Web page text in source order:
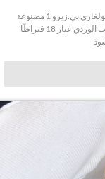
أقراط بولغاري بي.زيرو 1 مصنوعة
خصيصًا من الذهب الوردي عيار 18 قيراطًا